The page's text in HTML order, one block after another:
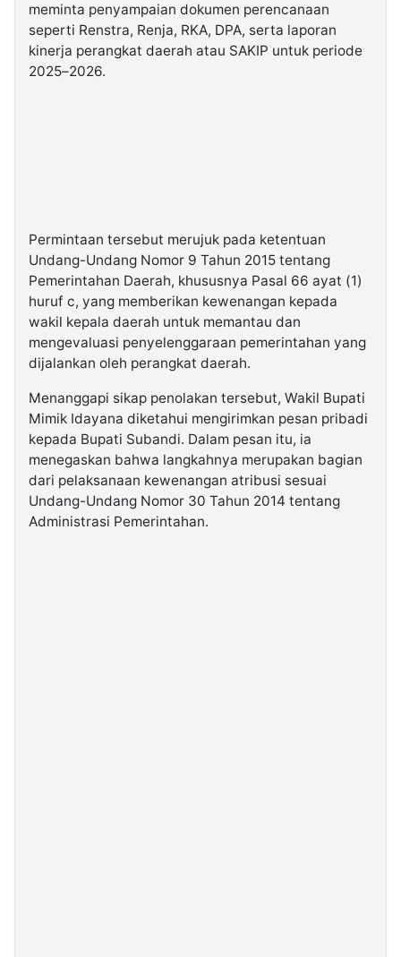
meminta penyampaian dokumen perencanaan
seperti Renstra, Renja, RKA, DPA, serta laporan
kinerja perangkat daerah atau SAKIP untuk periode
2025–2026.
Permintaan tersebut merujuk pada ketentuan
Undang-Undang Nomor 9 Tahun 2015 tentang
Pemerintahan Daerah, khususnya Pasal 66 ayat (1)
huruf c, yang memberikan kewenangan kepada
wakil kepala daerah untuk memantau dan
mengevaluasi penyelenggaraan pemerintahan yang
dijalankan oleh perangkat daerah.
Menanggapi sikap penolakan tersebut, Wakil Bupati
Mimik Idayana diketahui mengirimkan pesan pribadi
kepada Bupati Subandi. Dalam pesan itu, ia
menegaskan bahwa langkahnya merupakan bagian
dari pelaksanaan kewenangan atribusi sesuai
Undang-Undang Nomor 30 Tahun 2014 tentang
Administrasi Pemerintahan.